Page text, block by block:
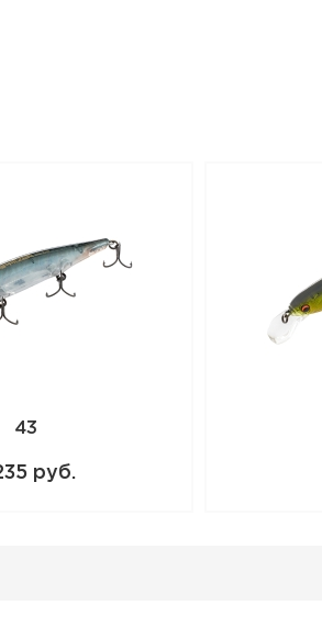
43
руб.